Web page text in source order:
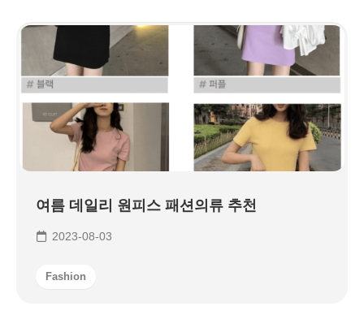
여름 데일리 원피스 패션의류 추천
2023-08-03
Fashion